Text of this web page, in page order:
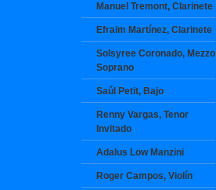
Manuel Tremont, Clarinete
Efraim Martínez, Clarinete
Solsyree Coronado, Mezzo
Soprano
Saúl Petit, Bajo
Renny Vargas, Tenor
Invitado
Adalus Low Manzini
Roger Campos, Violín